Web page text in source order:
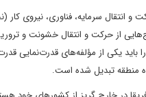
انتقال سرمایه، فناوری، نیروی کار
از حرکت و انتقال خشونت و
یکی از مؤلفه‌های قدرت‌نمایی
منطقه تبدیل شده است.